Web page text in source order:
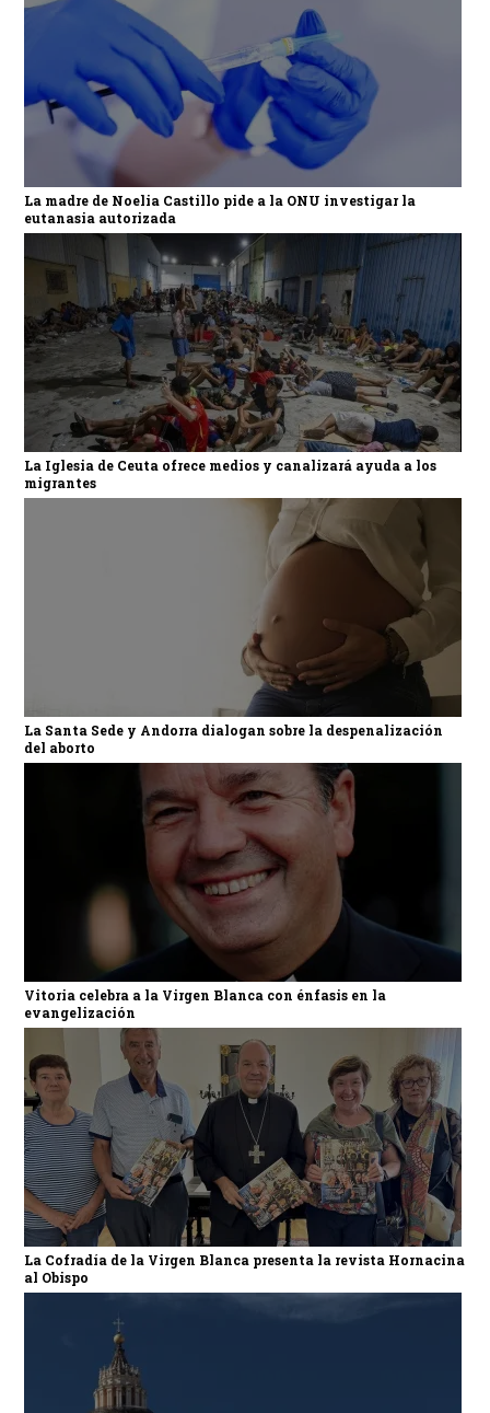
La madre de Noelia Castillo pide a la ONU investigar la
eutanasia autorizada
La Iglesia de Ceuta ofrece medios y canalizará ayuda a los
migrantes
La Santa Sede y Andorra dialogan sobre la despenalización
del aborto
Vitoria celebra a la Virgen Blanca con énfasis en la
evangelización
La Cofradía de la Virgen Blanca presenta la revista Hornacina
al Obispo